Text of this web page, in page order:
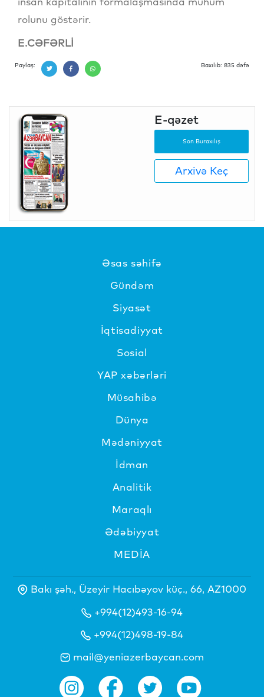
rolunu göstərir.
E.CƏFƏRLİ
Paylaş: Baxılıb: 835 dəfə
E-qəzet
Son Buraxılış
Arxivə Keç
Əsas səhifə
Gündəm
Siyasət
İqtisadiyyat
Sosial
YAP xəbərləri
Müsahibə
Dünya
Mədəniyyat
İdman
Analitik
Maraqlı
Ədəbiyyat
MEDİA
Bakı şəh., Üzeyir Hacıbəyov küç., 66, AZ1000
+994(12)493-16-94
+994(12)498-19-84
mail@yeniazerbaycan.com